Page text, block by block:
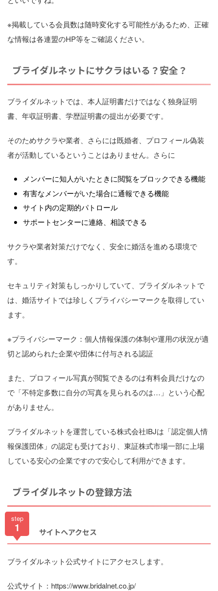
※掲載している会員数は随時変化する可能性があるため、正確
な情報は各連盟のHP等をご確認ください。
ブライダルネットにサクラはいる？安全？
ブライダルネットでは、本人証明書だけではなく独身証明
書、年収証明書、学歴証明書の提出が必要です。
そのためサクラや業者、さらには既婚者、プロフィール偽装
者が活動しているということはありません。さらに
メンバーに知人がいたときに閲覧をブロックできる機能
有害なメンバーがいた場合に通報できる機能
サイト内の定期的パトロール
サポートセンターに連絡、相談できる
サクラや業者対策だけでなく、安全に婚活を進める環境で
す。
セキュリティ対策もしっかりしていて、ブライダルネットで
は、婚活サイトでは珍しくプライバシーマークを取得してい
ます。
※プライバシーマーク：個人情報保護の体制や運用の状況が適
切と認められた企業や団体に付与される認証
また、プロフィール写真が閲覧できるのは有料会員だけなの
で「不特定多数に自分の写真を見られるのは…」という心配
がありません。
ブライダルネットを運営している株式会社IBJは「認定個人情
報保護団体」の認定も受けており、東証株式市場一部に上場
している安心の企業ですので安心して利用ができます。
ブライダルネットの登録方法
step
1 サイトへアクセス
ブライダルネット公式サイトにアクセスします。
公式サイト：https://www.bridalnet.co.jp/